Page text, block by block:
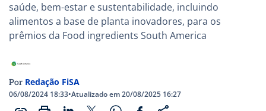
saúde, bem-estar e sustentabilidade, incluindo
alimentos a base de planta inovadores, para os
prêmios da Food ingredients South America
Por Redação FiSA
06/08/2024 18:33•Atualizado em 20/08/2025 16:27